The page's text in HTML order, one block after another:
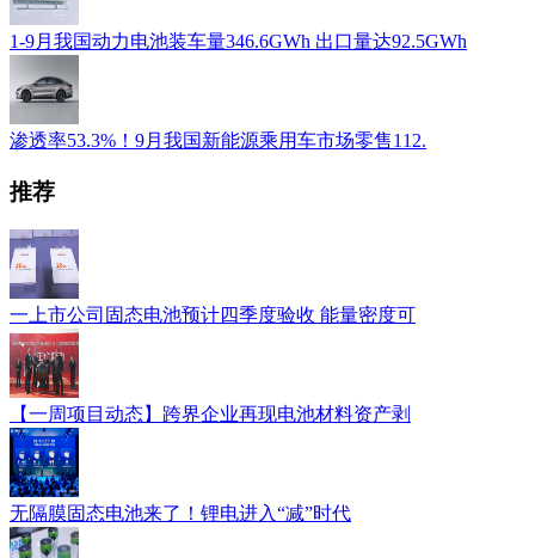
1-9月我国动力电池装车量346.6GWh 出口量达92.5GWh
渗透率53.3%！9月我国新能源乘用车市场零售112.
推荐
一上市公司固态电池预计四季度验收 能量密度可
【一周项目动态】跨界企业再现电池材料资产剥
无隔膜固态电池来了！锂电进入“减”时代